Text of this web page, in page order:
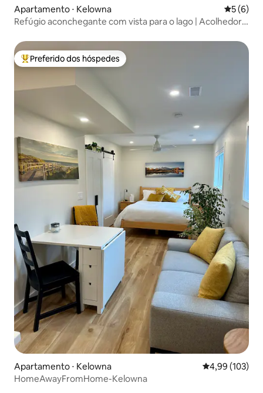
Apartamento ⋅ Kelowna 5 de
5 (6)
Refúgio aconchegante com vista para o lago | Acolhedor,
Entre os melhores preferidos dos hóspedes
Preferido dos hóspedes
Apartamento ⋅ Kelowna 4,99 de uma
4,99 (103)
HomeAwayFromHome-Kelowna